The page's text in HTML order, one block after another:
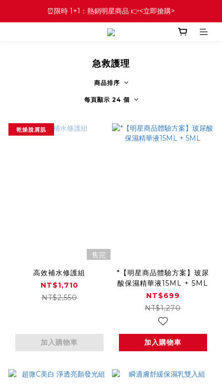
⏰限時 1+1：熱銷明星商品 👉<立即搶購>
急救護理
商品排序
每頁顯示 24 個
乾燥脫屑肌
售完
高效補水修護組
NT$1,710
NT$2,550
加入購物車
*【明星商品體驗方案】玻尿
酸保濕精華液15ML + 5ML
NT$699
NT$1,270
加入購物車